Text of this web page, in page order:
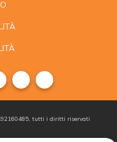
tutti i diritti riservati